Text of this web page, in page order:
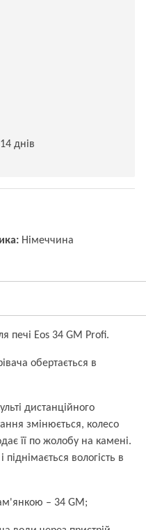
днів
Німеччина
печі Eos 34 GM Profi.
обертається в
дистанційного
змінюється, колесо
її по жолобу на камені.
вологість в
– 34 GM;